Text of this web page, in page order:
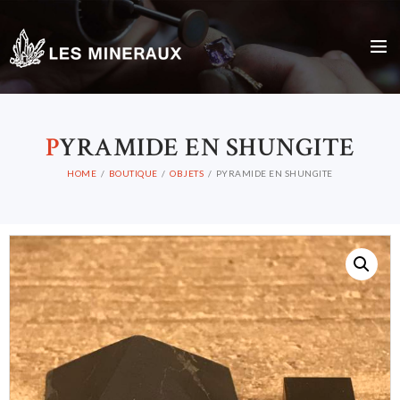
PYRAMIDE EN SHUNGITE
HOME BOUTIQUE OBJETS PYRAMIDE EN SHUNGITE